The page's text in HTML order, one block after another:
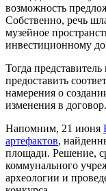
возможность
Собственно, речь
музейное
инвестиционному
Тогда представитель
предоставить
намерения о
изменения в договор.
Напомним, 21 июня
артефактов,
площади. Решение,
коммунального
археологии и